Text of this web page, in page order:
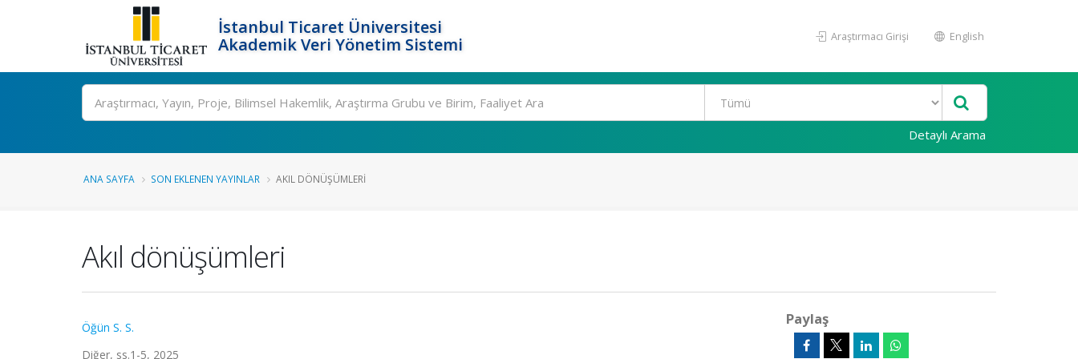
İstanbul Ticaret Üniversitesi
Akademik Veri Yönetim Sistemi
Araştırmacı Girişi English
Ara
Detaylı Arama
ANA SAYFA SON EKLENEN YAYINLAR AKIL DÖNÜŞÜMLERI
Akıl dönüşümleri
Öğün S. S.
Diğer, ss.1-5, 2025
Paylaş